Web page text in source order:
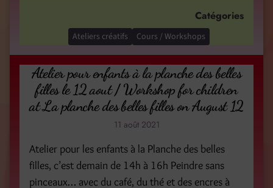
Catégories
Ateliers créatifs Cours / Workshops
Atelier pour enfants à la planche des belles
filles le 12 aout / Workshop for children
at La planche des belles filles on August 12
11 août 2021
Atelier pour les enfants à la Planche des belles
filles, c’est demain de 14h à 16h Peindre sans
pinceaux… avec du café, du thé et des encres à